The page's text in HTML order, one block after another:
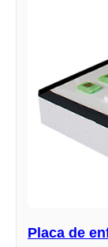
Placa de